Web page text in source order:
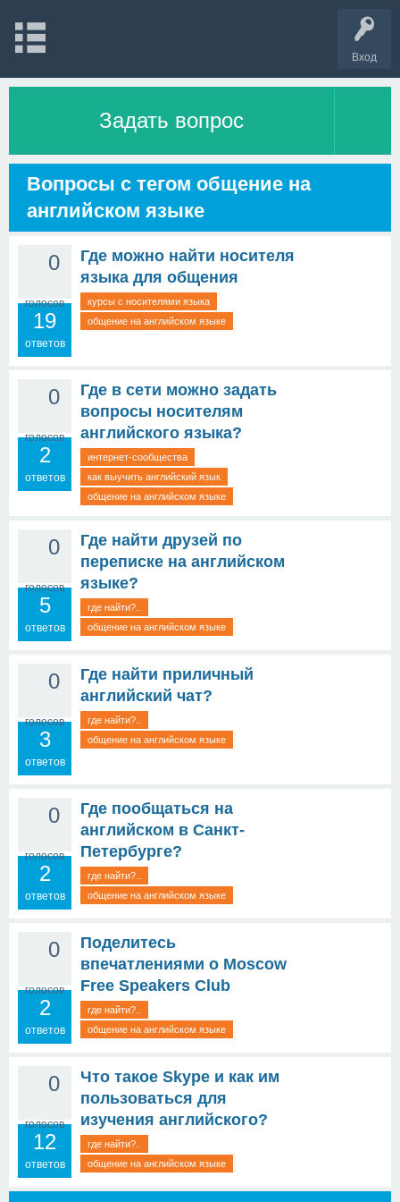
Вход
Задать вопрос
Вопросы с тегом общение на
английском языке
0
голосов
19
ответов
Где можно найти носителя
языка для общения
курсы с носителями языка
общение на английском языке
0
голосов
2
ответов
Где в сети можно задать
вопросы носителям
английского языка?
интернет-сообщества
как выучить английский язык
общение на английском языке
0
голосов
5
ответов
Где найти друзей по
переписке на английском
языке?
где найти?..
общение на английском языке
0
голосов
3
ответов
Где найти приличный
английский чат?
где найти?..
общение на английском языке
0
голосов
2
ответов
Где пообщаться на
английском в Санкт-
Петербурге?
где найти?..
общение на английском языке
0
голосов
2
ответов
Поделитесь
впечатлениями о Moscow
Free Speakers Club
где найти?..
общение на английском языке
0
голосов
12
ответов
Что такое Skype и как им
пользоваться для
изучения английского?
где найти?..
общение на английском языке